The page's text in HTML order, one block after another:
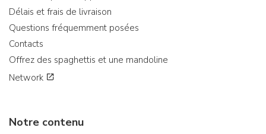
Délais et frais de livraison
Questions fréquemment posées
Contacts
Offrez des spaghettis et une mandoline
Network
Notre contenu